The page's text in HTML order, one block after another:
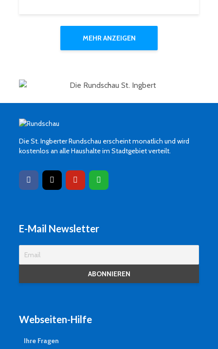
MEHR ANZEIGEN
Die St. Ingberter Rundschau erscheint monatlich und wird
kostenlos an alle Haushalte im Stadtgebiet verteilt.
E-Mail Newsletter
Webseiten-Hilfe
Ihre Fragen